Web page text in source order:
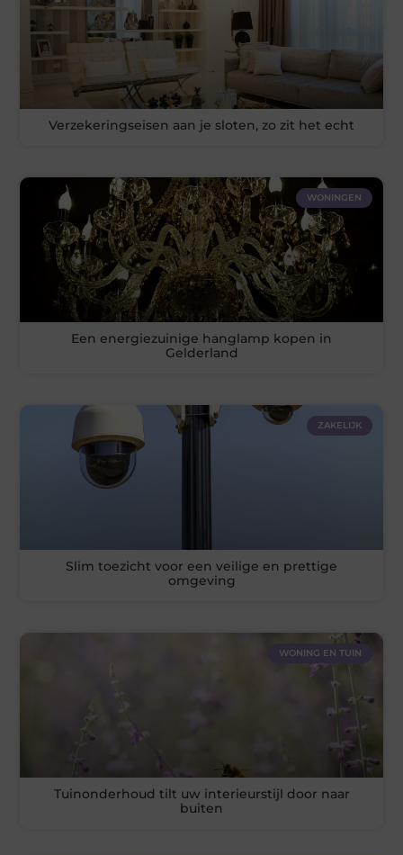
Verzekeringseisen aan je sloten, zo zit het echt
WONINGEN
Een energiezuinige hanglamp kopen in
Gelderland
ZAKELIJK
Slim toezicht voor een veilige en prettige
omgeving
WONING EN TUIN
Tuinonderhoud tilt uw interieurstijl door naar
buiten